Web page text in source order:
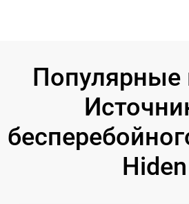
Популярные
Hiden